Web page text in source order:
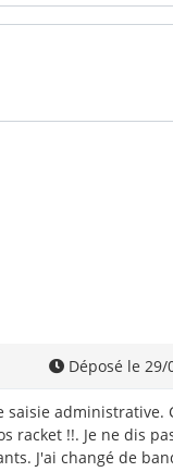
Déposé le
administrative.
racket !!. Je ne dis
J'ai changé de